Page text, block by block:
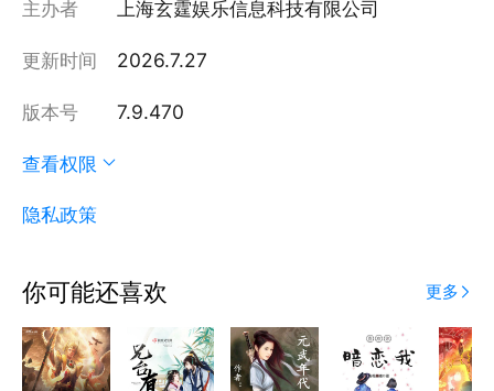
主办者 上海玄霆娱乐信息科技有限公司
更新时间 2026.7.27
版本号 7.9.470
查看权限
隐私政策
你可能还喜欢 更多